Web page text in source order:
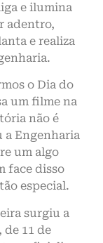
e ilumina
adentro,
e realiza
o Dia do
um filme na
não é
a Engenharia
um algo
face disso
especial.
surgiu a
de 11 de